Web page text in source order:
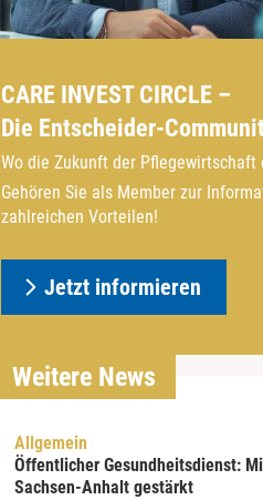
CARE INVEST CIRCLE –
Die Entscheider-
Wo die Zukunft der Pflegewirtschaft
Gehören Sie als Member zur
zahlreichen Vorteilen!
Jetzt informieren
Weitere News
Allgemein
Öffentlicher Gesundheitsdienst:
Sachsen-Anhalt gestärkt